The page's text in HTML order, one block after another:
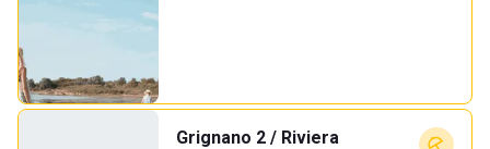
Grignano 2 / Riviera